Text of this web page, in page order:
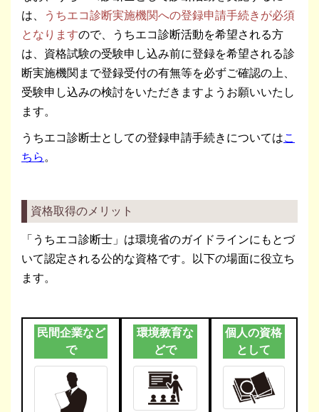
は、
うちエコ診断実施機関への登録申請手続きが必須
となりますので、うちエコ診断活動を希望される方
は、資格試験の受験申し込み前に登録を希望される診
断実施機関まで登録受付の有無等を必ずご確認の上、
受験申し込みの検討をいただきますようお願いいたし
ます。
うちエコ診断士としての登録申請手続きについてはこ
ちら 。
資格取得のメリット
「うちエコ診断士」は環境省のガイドラインにもとづ
いて認定される公的な資格です。以下の場面に役立ち
ます。
民間企業など
で
環境教育な
どで
個人の資格
として